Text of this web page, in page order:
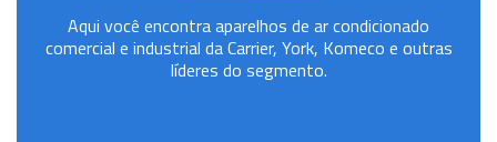
Aqui você encontra aparelhos de ar condicionado
comercial e industrial da Carrier, York, Komeco e outras
líderes do segmento.